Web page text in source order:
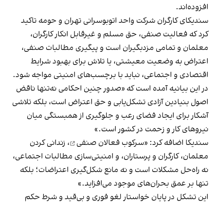
افزوده‌اند.
سندیکای کارگران شرکت واحد اتوبوسرانی تهران و حومه تاکید
کرد که فعالیت صنفی، حق مسلم و غیرقابل انکار کارگران،
معلمان و تمامی مزدبگیران است و پیگیری مطالبات صنفی،
اعتراض به وضعیت معیشتی، یا تلاش برای بهبود شرایط
اقتصادی و اجتماعی، نباید با برچسب‌های امنیتی مواجه شود.
در این بیانیه آمده است که «صدور چنین احکامی نه‌تنها ناقض
اصول بنیادین آزادی تشکل‌یابی و حق اعتراض است، بلکه تلاشی
آشکار برای ایجاد فضای رعب و جلوگیری از همبستگی میان
نیروهای کار و زحمت در کشور است.»
سندیکا اضافه کرد: «سرکوب فعالان صنفی
، زندانی کردن
معلمان، کارگران و پرستاران، و امنیتی‌سازی مطالبات اجتماعی،
نه راه‌حل مشکلات است و نه مانع شکل‌گیری اعتراضات؛ بلکه
تنها بر عمق بحران‌های موجود می‌افزاید.»
این تشکل در پایان خواستار لغو فوری و بی‌قید و شرط حکم